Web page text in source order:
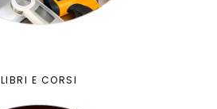
LIBRI E CORSI